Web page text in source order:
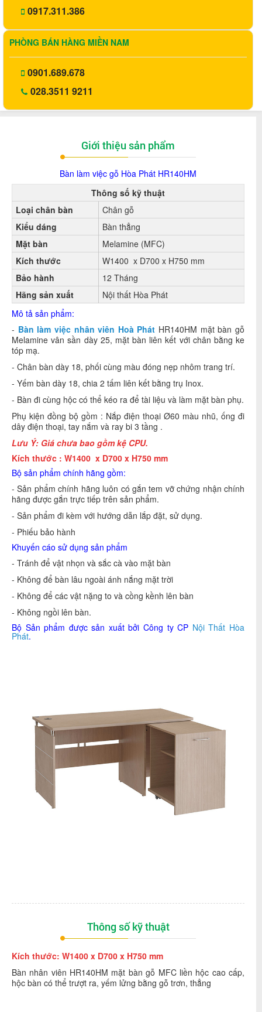
0917.311.386
PHÒNG BÁN HÀNG MIỀN NAM
0901.689.678
028.3511 9211
Giới thiệu sản phẩm
Bàn làm việc gỗ Hòa Phát HR140HM
Thông số kỹ thuật
Loại chân bàn
Chân gỗ
Kiểu dáng
Bàn thẳng
Mặt bàn
Melamine (MFC)
Kích thước
W1400 x D700 x H750 mm
Bảo hành
12 Tháng
Hãng sản xuất
Nội thất Hòa Phát
Mô tả sản phẩm:
- Bàn làm việc nhân viên Hoà Phát HR140HM mặt bàn gỗ
Melamine vân sần dày 25, mặt bàn liên kết với chân bằng ke
tóp mạ.
- Chân bàn dày 18, phối cùng màu đóng nẹp nhôm trang trí.
- Yếm bàn dày 18, chia 2 tấm liên kết bằng trụ Inox.
- Bàn đi cùng hộc có thể kéo ra để tài liệu và làm mặt bàn phụ.
Phụ kiện đồng bộ gồm : Nắp điện thoại Ø60 màu nhũ, ống đi
dây điện thoại, tay nắm và ray bi 3 tầng .
Lưu Ý: Giá chưa bao gồm kệ CPU.
Kích thước : W1400 x D700 x H750 mm
Bộ sản phẩm chính hãng gồm:
- Sản phẩm chính hãng luôn có gắn tem vỡ chứng nhận chính
hãng được gắn trực tiếp trên sản phẩm.
- Sản phẩm đi kèm với hướng dẫn lắp đặt, sử dụng.
- Phiếu bảo hành
Khuyến cáo sử dụng sản phẩm
- Tránh để vật nhọn và sắc cà vào mặt bàn
- Không để bàn lâu ngoài ánh nắng mặt trời
- Không để các vật nặng to và cồng kềnh lên bàn
- Không ngồi lên bàn.
Bộ Sản phẩm được sản xuất bởi Công ty CP Nội Thất Hòa
Phát.
Thông số kỹ thuật
Kích thước: W1400 x D700 x H750 mm
Bàn nhân viên HR140HM mặt bàn gỗ MFC liền hộc cao cấp,
hộc bàn có thể trượt ra, yếm lửng bằng gỗ trơn, thẳng